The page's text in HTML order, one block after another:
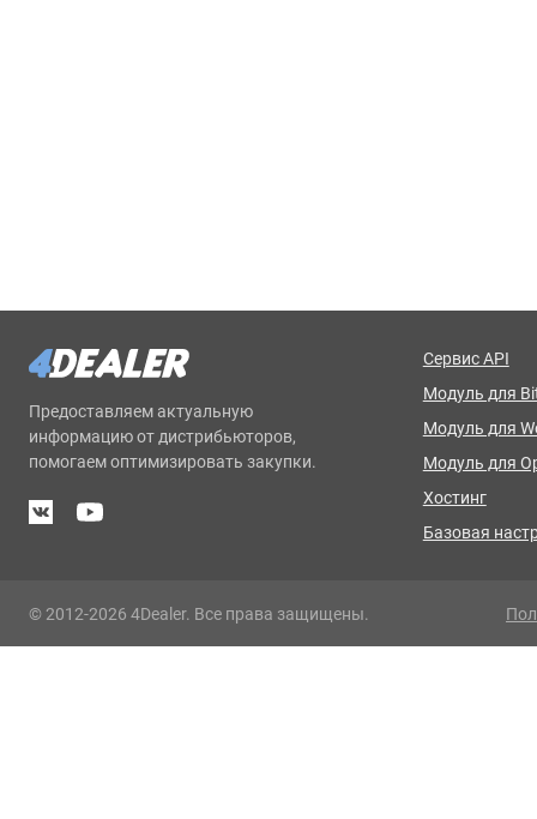
Предоставляем актуальную
информацию от дистрибьюторов,
помогаем оптимизировать закупки.
Сервис API
Модуль для
Модуль для
Модуль для
Хостинг
Базовая
© 2012-2026 4Dealer. Все права защищены.